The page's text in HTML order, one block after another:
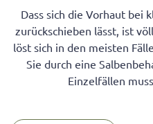
Dass sich die Vorhaut bei
zurückschieben lässt, ist
löst sich in den meisten
Sie durch eine
Einzelfällen